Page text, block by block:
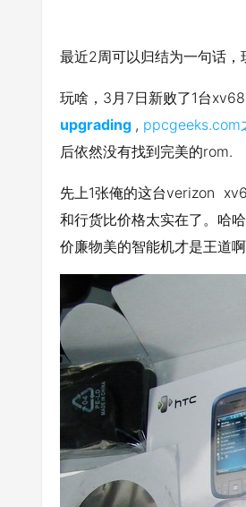
最近2周可以归结为一句话，
玩啥，3月7日新败了1台
upgrading , ppcgeeks.com
后依然没有找到完美的rom.
先上1张俺的这台verizon
和行货比价格太实在了。哈
价廉物美的智能机才是王道啊